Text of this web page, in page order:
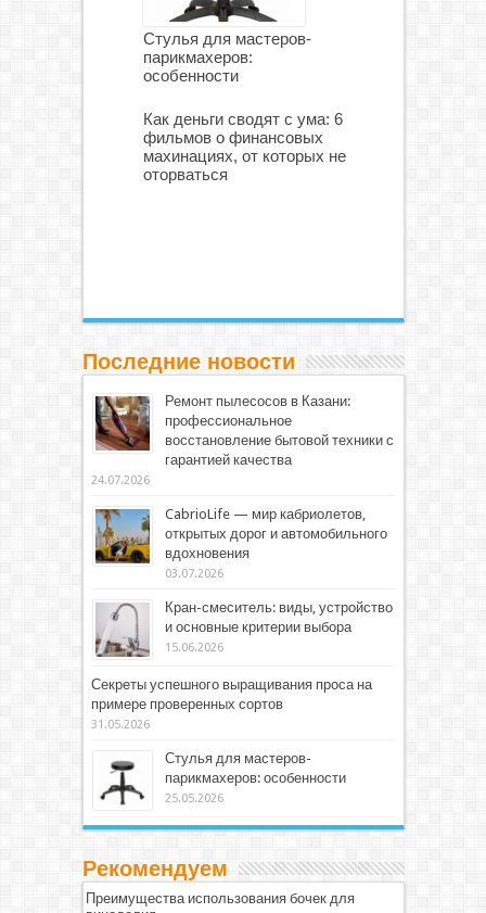
Стулья для мастеров-
парикмахеров:
особенности
Как деньги сводят с ума: 6
фильмов о финансовых
махинациях, от которых не
оторваться
Последние новости
Ремонт пылесосов в Казани:
профессиональное
восстановление бытовой техники с
гарантией качества
24.07.2026
CabrioLife — мир кабриолетов,
открытых дорог и автомобильного
вдохновения
03.07.2026
Кран-смеситель: виды, устройство
и основные критерии выбора
15.06.2026
Секреты успешного выращивания проса на
примере проверенных сортов
31.05.2026
Стулья для мастеров-
парикмахеров: особенности
25.05.2026
Рекомендуем
Преимущества использования бочек для